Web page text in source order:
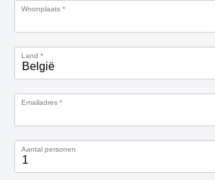
Woonplaats *
Land *
Emailadres *
Aantal personen